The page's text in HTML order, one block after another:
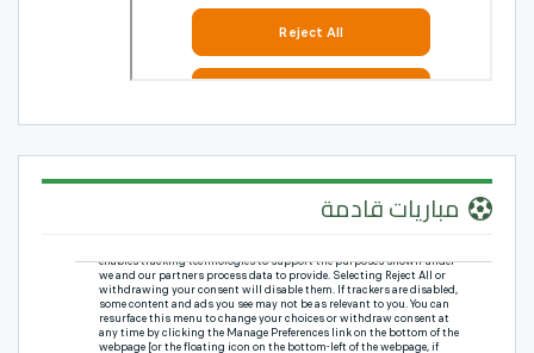
مباريات قادمة